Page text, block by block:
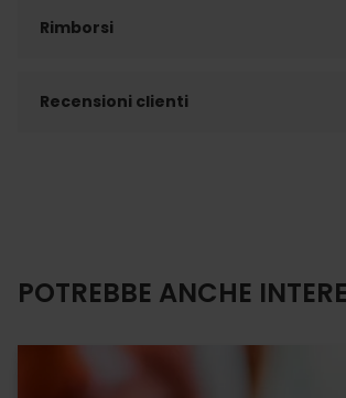
Rimborsi
Recensioni clienti
POTREBBE ANCHE